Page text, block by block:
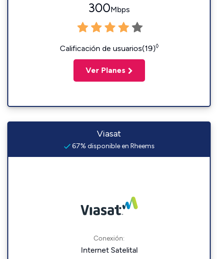
300Mbps
Calificación de usuarios(19)◊
Ver Planes
Viasat
67% disponible en Rheems
Conexión:
Internet Satelital